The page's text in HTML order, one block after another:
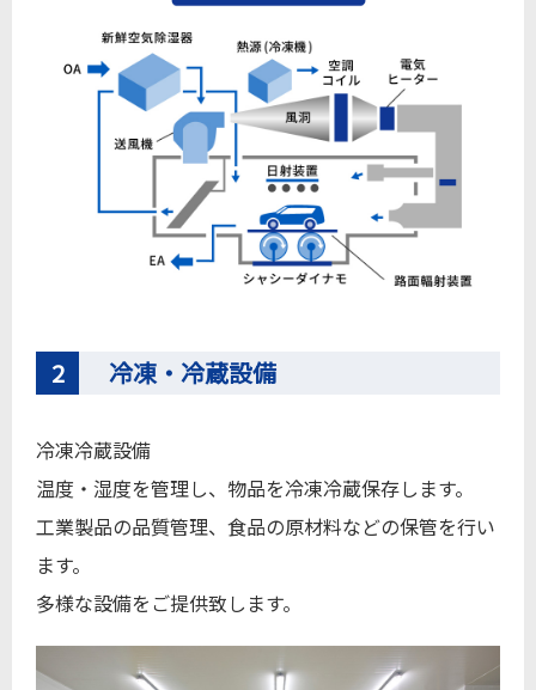
2 冷凍・冷蔵設備
冷凍冷蔵設備
温度・湿度を管理し、物品を冷凍冷蔵保存します。
工業製品の品質管理、食品の原材料などの保管を行い
ます。
多様な設備をご提供致します。